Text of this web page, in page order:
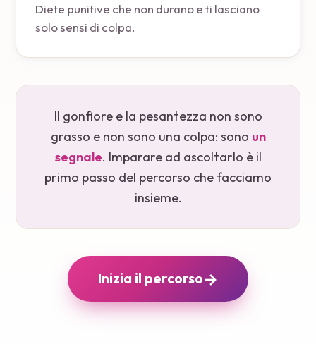
Diete punitive che non durano e ti lasciano
solo sensi di colpa.
Il gonfiore e la pesantezza non sono
grasso e non sono una colpa: sono un
segnale. Imparare ad ascoltarlo è il
primo passo del percorso che facciamo
insieme.
Inizia il percorso→